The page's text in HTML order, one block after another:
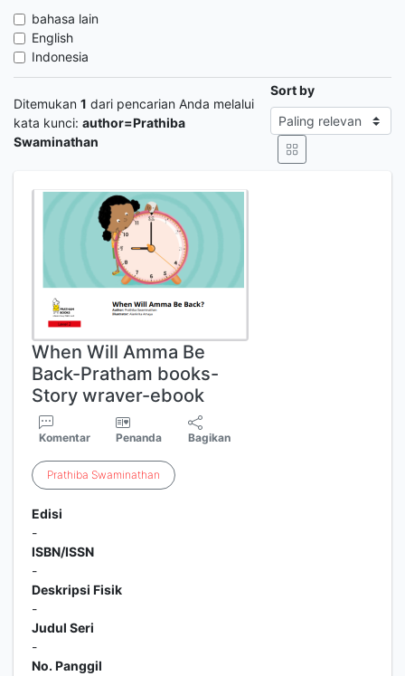
bahasa lain
English
Indonesia
Ditemukan 1 dari pencarian Anda melalui
kata kunci: author=Prathiba
Swaminathan
Sort by
When Will Amma Be
Back-Pratham books-
Story wraver-ebook
Komentar Penanda Bagikan
Prathiba Swaminathan
Edisi
-
ISBN/ISSN
-
Deskripsi Fisik
-
Judul Seri
-
No. Panggil